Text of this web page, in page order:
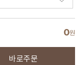
0원
바로주문